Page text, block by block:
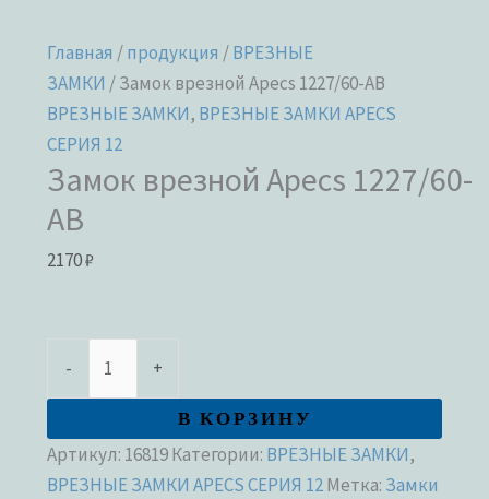
Главная /продукция /ВРЕЗНЫЕ
ЗАМКИ / Замок врезной Apecs 1227/60-AB
ВРЕЗНЫЕ ЗАМКИ, ВРЕЗНЫЕ ЗАМКИ APECS
СЕРИЯ 12
Замок врезной Apecs 1227/60-
AB
2170₽
- +
В КОРЗИНУ
Артикул: 16819Категории: ВРЕЗНЫЕ ЗАМКИ,
ВРЕЗНЫЕ ЗАМКИ APECS СЕРИЯ 12Метка: Замки